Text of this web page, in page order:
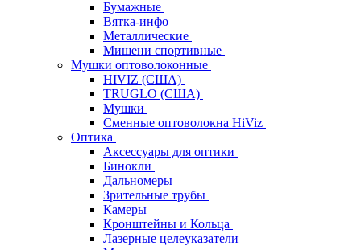
Бумажные
Вятка-инфо
Металлические
Мишени спортивные
Мушки оптоволоконные
HIVIZ (США)
TRUGLO (США)
Мушки
Сменные оптоволокна HiViz
Оптика
Аксессуары для оптики
Бинокли
Дальномеры
Зрительные трубы
Камеры
Кронштейны и Кольца
Лазерные целеуказатели